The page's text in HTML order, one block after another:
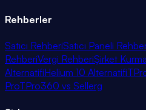
Rehberler
Satıcı RehberiSatıcı Paneli
RehberiVergi RehberiŞirket Kurma
AlternatifiHelium 10 Alternatifi
ProTPro360 vs Sellerg